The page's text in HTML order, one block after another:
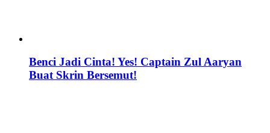
Benci Jadi Cinta! Yes! Captain Zul Aaryan
Buat Skrin Bersemut!